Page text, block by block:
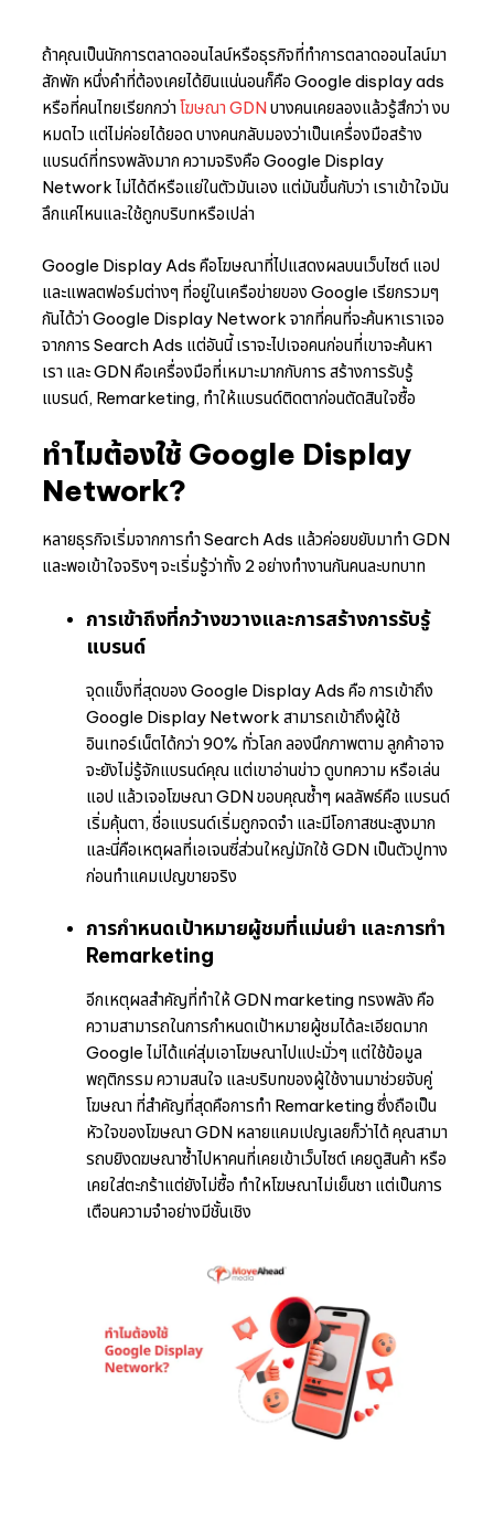
ถ้าคุณเป็นนักการตลาดออนไลน์หรือธุรกิจที่ทำการตลาดออนไลน์มา
สักพัก หนึ่งคำที่ต้องเคยได้ยินแน่นอนก็คือ Google display ads
หรือที่คนไทยเรียกกว่า โฆษณา GDNบางคนเคยลองแล้วรู้สึกว่า งบ
หมดไว แต่ไม่ค่อยได้ยอด บางคนกลับมองว่าเป็นเครื่องมือสร้าง
แบรนด์ที่ทรงพลังมาก ความจริงคือ Google Display
Network ไม่ได้ดีหรือแย่ในตัวมันเอง แต่มันขึ้นกับว่า เราเข้าใจมัน
ลึกแค่ไหนและใช้ถูกบริบทหรือเปล่า
Google Display Ads คือโฆษณาที่ไปแสดงผลบนเว็บไซต์ แอป
และแพลตฟอร์มต่างๆ ที่อยู่ในเครือข่ายของ Google เรียกรวมๆ
กันได้ว่า Google Display Network จากที่คนที่จะค้นหาเราเจอ
จากการ Search Ads แต่อันนี้ เราจะไปเจอคนก่อนที่เขาจะค้นหา
เรา และ GDN คือเครื่องมือที่เหมาะมากกับการ สร้างการรับรู้
แบรนด์, Remarketing, ทำให้แบรนด์ติดตาก่อนตัดสินใจซื้อ
ทำไมต้องใช้ Google Display
Network?
หลายธุรกิจเริ่มจากการทำ Search Ads แล้วค่อยขยับมาทำ GDN
และพอเข้าใจจริงๆ จะเริ่มรู้ว่าทั้ง 2 อย่างทำงานกันคนละบทบาท
การเข้าถึงที่กว้างขวางและการสร้างการรับรู้
แบรนด์
จุดแข็งที่สุดของ Google Display Ads คือ การเข้าถึง
Google Display Network สามารถเข้าถึงผู้ใช้
อินเทอร์เน็ตได้กว่า 90% ทั่วโลก ลองนึกภาพตาม ลูกค้าอาจ
จะยังไม่รู้จักแบรนด์คุณ แต่เขาอ่านข่าว ดูบทความ หรือเล่น
แอป แล้วเจอโฆษณา GDN ขอบคุณซ้ำๆ ผลลัพธ์คือ แบรนด์
เริ่มคุ้นตา, ชื่อแบรนด์เริ่มถูกจดจำ และมีโอกาสชนะสูงมาก
และนี่คือเหตุผลที่เอเจนซี่ส่วนใหญ่มักใช้ GDN เป็นตัวปูทาง
ก่อนทำแคมเปญขายจริง
การกำหนดเป้าหมายผู้ชมที่แม่นยำ และการทำ
Remarketing
อีกเหตุผลสำคัญที่ทำให้ GDN marketing ทรงพลัง คือ
ความสามารถในการกำหนดเป้าหมายผู้ชมได้ละเอียดมาก
Google ไม่ได้แค่สุ่มเอาโฆษณาไปแปะมั่วๆ แต่ใช้ข้อมูล
พฤติกรรม ความสนใจ และบริบทของผู้ใช้งานมาช่วยจับคู่
โฆษณา ที่สำคัญที่สุดคือการทำ Remarketing ซึ่งถือเป็น
หัวใจของโฆษณา GDN หลายแคมเปญเลยก็ว่าได้ คุณสามา
รถบยิงดฆษณาซ้ำไปหาคนที่เคยเข้าเว็บไซต์ เคยดูสินค้า หรือ
เคยใส่ตะกร้าแต่ยังไม่ซื้อ ทำใหโฆษณาไม่เย็นชา แต่เป็นการ
เตือนความจำอย่างมีชั้นเชิง